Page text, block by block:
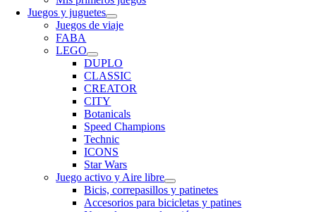
Juegos y juguetes
Juegos de viaje
FABA
LEGO
DUPLO
CLASSIC
CREATOR
CITY
Botanicals
Speed Champions
Technic
ICONS
Star Wars
Juego activo y Aire libre
Bicis, correpasillos y patinetes
Accesorios para bicicletas y patines